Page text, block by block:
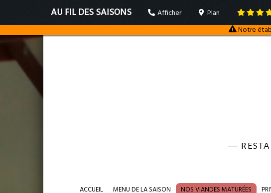
AU FIL DES SAISONS Afficher Plan
Notre
—
ACCUEIL MENU DE LA SAISON NOS VIANDES MATURÉES